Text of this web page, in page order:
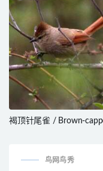
褐顶针尾雀 / Brown-
鸟网鸟秀